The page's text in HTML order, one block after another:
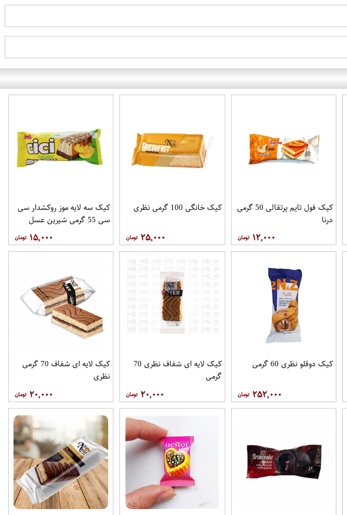
کیک فول تایم پرتقالی 50 گرمی
درنا
۱۲,۰۰۰
کیک خانگی 100 گرمی نظری
۲۵,۰۰۰
کیک سه لایه موز روکشدار سی
سی 55 گرمی شیرین عسل
۱۵,۰۰۰
کیک دوقلو نظری 60 گرمی
۲۵۲,۰۰۰
کیک لایه ای شفاف نظری 70
گرمی
۲۰,۰۰۰
کیک لایه ای شفاف 70 گرمی
نظری
۲۰,۰۰۰